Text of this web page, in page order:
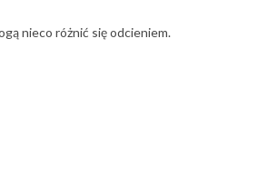
nieco różnić się odcieniem.